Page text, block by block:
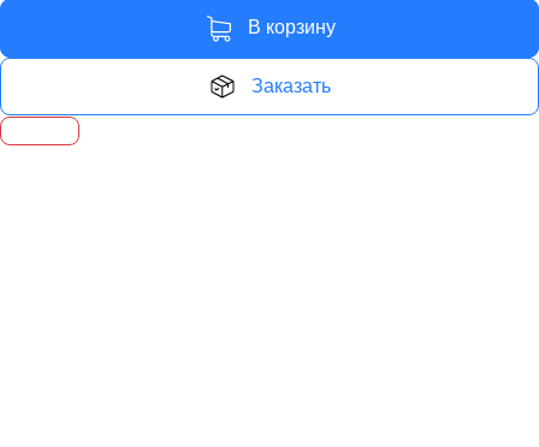
В корзину
Заказать